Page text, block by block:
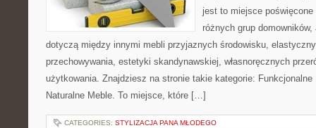
jest to miejsce
różnych grup domowników,
dotyczą między innymi mebli przyjaznych środowisku,
przechowywania, estetyki skandynawskiej, własnoręcznych
użytkowania. Znajdziesz na stronie takie kategorie:
Naturalne Meble. To miejsce, które […]
CATEGORIES: STYLIZACJA PANA MŁODEGO